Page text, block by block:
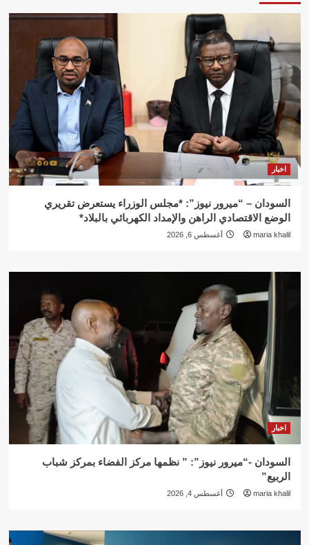
اخبار
السودان – “ميرور نيوز”: *مجلس الوزراء يستعرض تقريري
الوضع الاقتصادي الراهن والإمداد الكهربائي بالبلاد*
maria khalil أغسطس 6, 2026
اخبار
السودان -“ميرور نيوز”: ” نظمها مركز الفضاء بمركز شباب
الربيع”
maria khalil أغسطس 4, 2026